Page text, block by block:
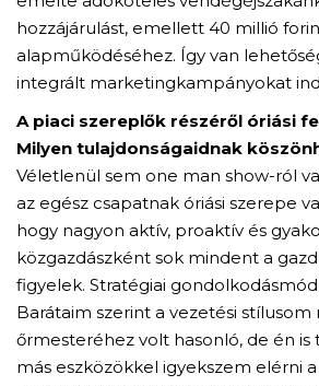
hozzájárulást, emellett 40 millió
alapműködéséhez. Így van
integrált marketingkampányokat
A piaci szereplők részéről óriási
Milyen tulajdonságaidnak
Véletlenül sem one man show-ról
az egész csapatnak óriási szerepe
hogy nagyon aktív, proaktív és
közgazdászként sok mindent a
figyelek. Stratégiai
Barátaim szerint a vezetési
őrmesteréhez volt hasonló, de én is
más eszközökkel igyekszem elérni